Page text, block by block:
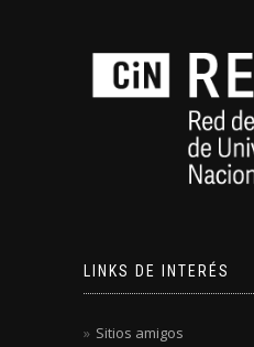
LINKS DE INTERÉS
Sitios amigos